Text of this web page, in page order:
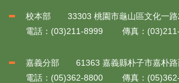
校本部 33303 桃園市龜山區文化一路
電話：(03)211-8999 傳真：
嘉義分部 61363 嘉義縣朴子市嘉朴路
電話：(05)362-8800 傳真：